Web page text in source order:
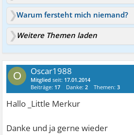
Warum fersteht mich niemand?
Weitere Themen laden
O Oscar1988
Mitglied seit: 17.01.2014
Beiträge: 17 Danke:2 Themen:3
Hallo _Little Merkur
Danke und ja gerne wieder